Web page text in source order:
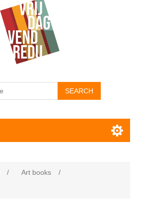
/ Art books
/